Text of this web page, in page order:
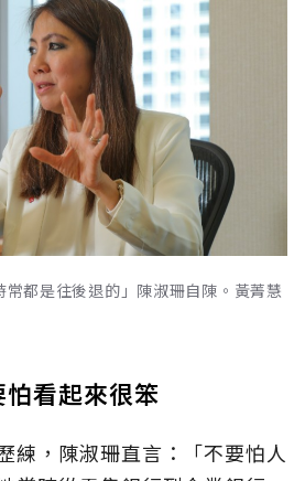
常都是往後退的」陳淑珊自陳。黃菁慧
看起來很笨
練，陳淑珊直言：「不要怕人